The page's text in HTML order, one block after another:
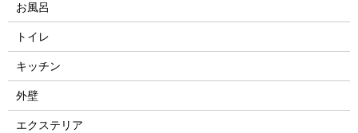
お風呂
トイレ
キッチン
外壁
エクステリア